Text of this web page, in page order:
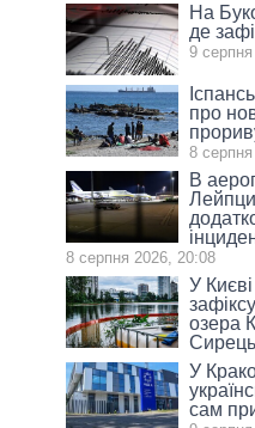
На
де
9
про
8
В
8 серпня 2026, 20:08
У
озера
Сирець
У
сам